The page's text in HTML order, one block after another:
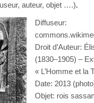
auteur, objet ….).
Diffuseur:
Droit d’Auteur:
(1830–1905) –
« L’Homme et la
Date: 2013
Objet: rois